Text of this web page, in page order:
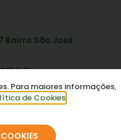
Bairro São José
Para maiores informações,
de Cookies.